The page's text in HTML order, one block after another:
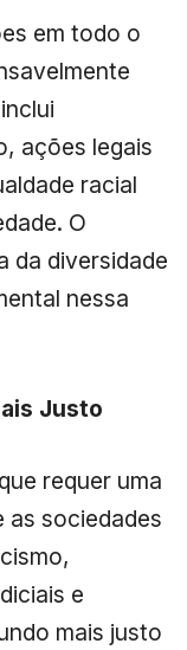
em todo o
ações legais
racial
O
da diversidade
nessa
Justo
requer uma
as sociedades
e
mais justo